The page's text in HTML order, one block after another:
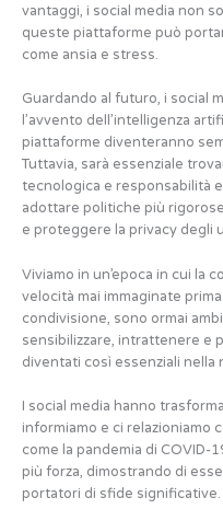
vantaggi, i social media non
queste piattaforme può
come ansia e stress.
Guardando al futuro, i social
l’avvento dell’intelligenza
piattaforme diventeranno
Tuttavia, sarà essenziale
tecnologica e responsabilità
adottare politiche più
e proteggere la privacy degli
Viviamo in un’epoca in cui la
velocità mai immaginate
condivisione, sono ormai
sensibilizzare, intrattenere e
diventati così essenziali nella
I social media hanno
informiamo e ci relazioniamo
come la pandemia di COVID-
più forza, dimostrando di
portatori di sfide significative.